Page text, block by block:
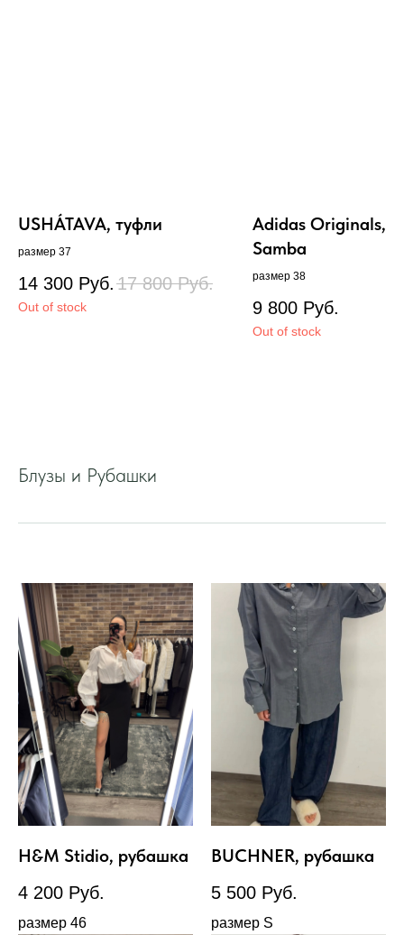
USHÁTAVA, туфли
размер 37
14 300 Руб. 17 800 Руб.
Out of stock
Adidas Originals,
Samba
размер 38
9 800 Руб.
Out of stock
Блузы и Рубашки
H&M Stidio, рубашка
4 200 Руб.
размер 46
BUCHNER, рубашка
5 500 Руб.
размер S